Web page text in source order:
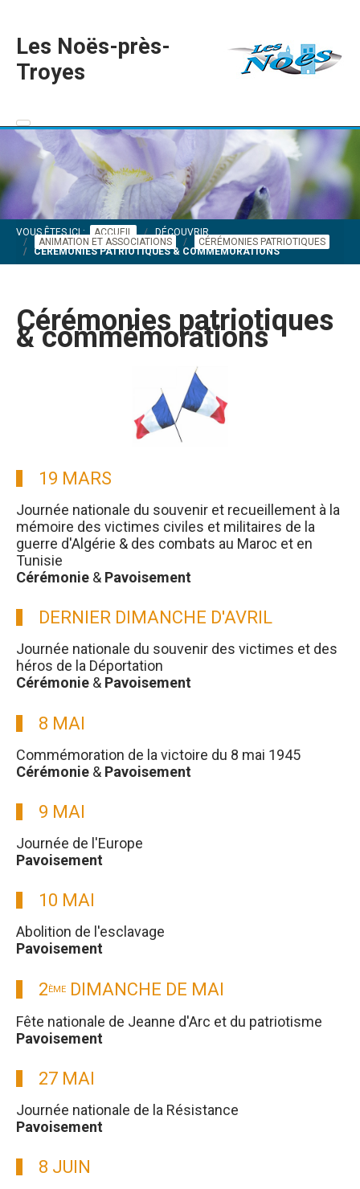
Les Noës-près-
Troyes
VOUS ÊTES ICI : ACCUEIL
DÉCOUVRIR
ANIMATION ET ASSOCIATIONS
CÉRÉMONIES PATRIOTIQUES
CÉRÉMONIES PATRIOTIQUES & COMMÉMORATIONS
Cérémonies patriotiques
& commémorations
19 MARS
Journée nationale du souvenir et recueillement à la
mémoire des victimes civiles et militaires de la
guerre d'Algérie & des combats au Maroc et en
Tunisie
Cérémonie & Pavoisement
DERNIER DIMANCHE D'AVRIL
Journée nationale du souvenir des victimes et des
héros de la Déportation
Cérémonie & Pavoisement
8 MAI
Commémoration de la victoire du 8 mai 1945
Cérémonie & Pavoisement
9 MAI
Journée de l'Europe
Pavoisement
10 MAI
Abolition de l'esclavage
Pavoisement
2ÈME DIMANCHE DE MAI
Fête nationale de Jeanne d'Arc et du patriotisme
Pavoisement
27 MAI
Journée nationale de la Résistance
Pavoisement
8 JUIN